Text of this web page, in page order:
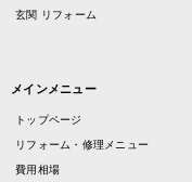
玄関 リフォーム
メインメニュー
トップページ
リフォーム・修理メニュー
費用相場